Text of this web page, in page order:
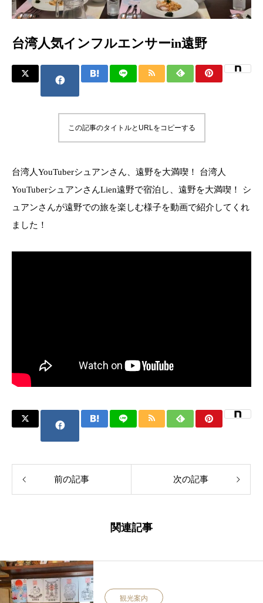
台湾人気インフルエンサーin遠野
この記事のタイトルとURLをコピーする
台湾人YouTuberシュアンさん、遠野を大満喫！ 台湾人
YouTuberシュアンさんLien遠野で宿泊し、遠野を大満喫！ シ
ュアンさんが遠野での旅を楽しむ様子を動画で紹介してくれ
ました！
前の記事 次の記事
関連記事
観光案内